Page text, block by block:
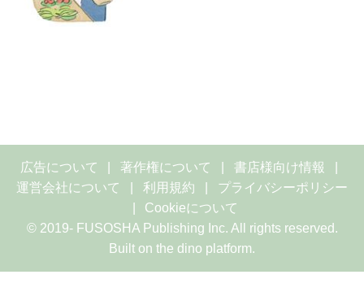
広告について 著作権について
書店様向け情報
運営会社について
利用規約
プライバシーポリシー
Cookieについて
© 2019- FUSOSHA Publishing Inc. All rights reserved.
Built on the dino platform.